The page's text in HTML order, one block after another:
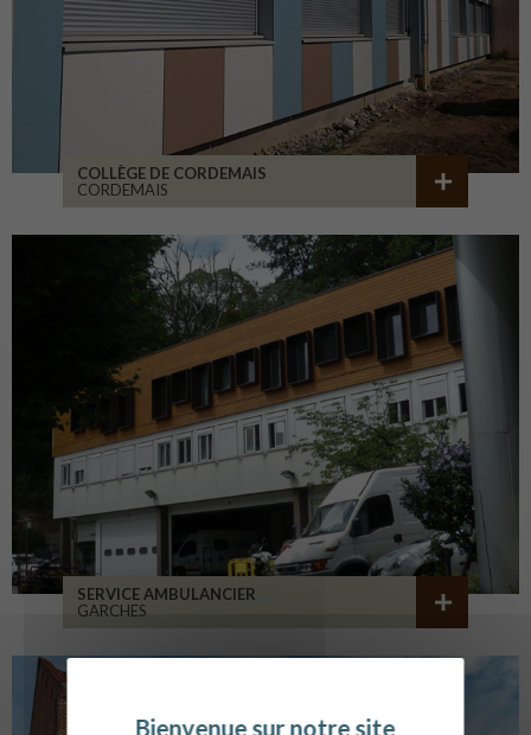
COLLÈGE DE CORDEMAIS
CORDEMAIS
SERVICE AMBULANCIER
GARCHES